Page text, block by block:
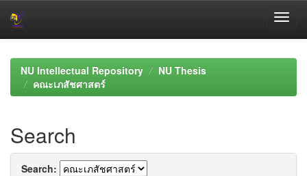
navigationNU Intellectual Repository
NU Thesis
คณะเภสัชศาสตร์
Search
Search: